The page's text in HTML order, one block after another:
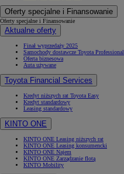
Oferty specjalne i Finansowanie
Oferty specjalne i Finansowanie
Aktualne oferty
Finał wyprzedaży 2025
Samochody dostawcze Toyota Professional
Oferta biznesowa
Auta używane
Toyota Financial Services
Kredyt niższych rat Toyota Easy
Kredyt standardowy
Leasing standardowy
KINTO ONE
KINTO ONE Leasing niższych rat
KINTO ONE Leasing konsumencki
KINTO ONE Najem
KINTO ONE Zarządzanie flotą
KINTO Mobility